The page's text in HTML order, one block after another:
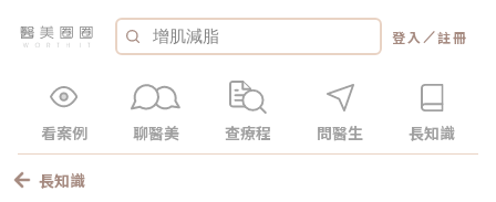
登入 ／註冊
看案例 聊醫美 查療程 問醫生 長知識
長知識